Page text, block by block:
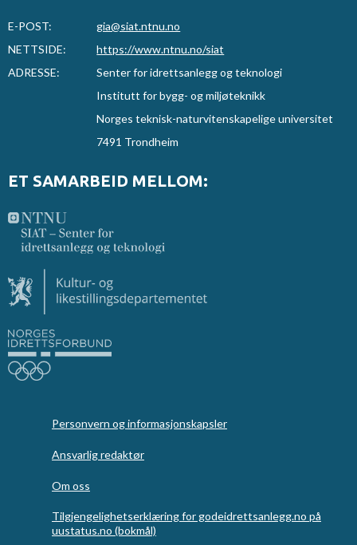
E-POST:
gia@siat.ntnu.no
NETTSIDE:
https://www.ntnu.no/siat
ADRESSE:
Senter for idrettsanlegg og teknologi
Institutt for bygg- og miljøteknikk
Norges teknisk-naturvitenskapelige universitet
7491 Trondheim
ET SAMARBEID MELLOM:
Personvern og informasjonskapsler
Ansvarlig redaktør
Om oss
Tilgjengelighetserklæring for godeidrettsanlegg.no på
uustatus.no (bokmål)